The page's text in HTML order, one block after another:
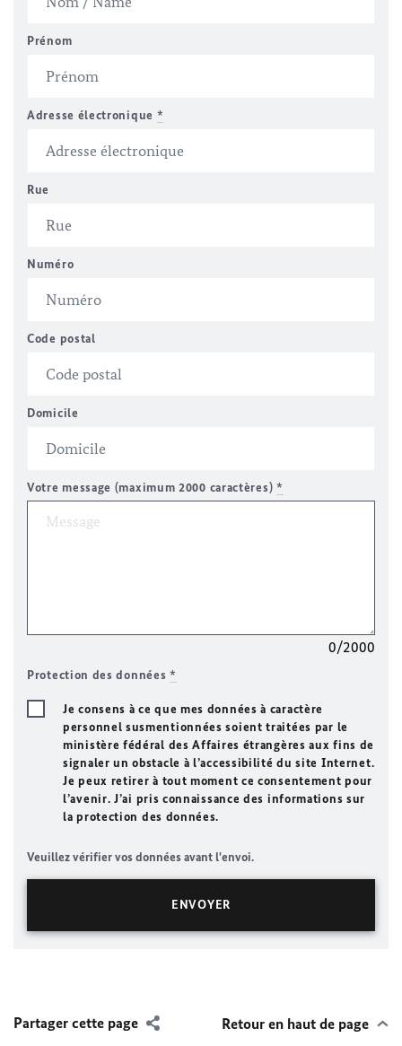
Prénom
Adresse électronique *
Rue
Numéro
Code postal
Domicile
Votre message (maximum 2000 caractères) *
0/2000
Protection des données*
Je consens à ce que mes données à caractère
personnel susmentionnées soient traitées par le
ministère fédéral des Affaires étrangères aux fins de
signaler un obstacle à l’accessibilité du site Internet.
Je peux retirer à tout moment ce consentement pour
l’avenir. J’ai pris connaissance des informations sur
la protection des données.
Veuillez vérifier vos données avant l'envoi.
Partager cette page Retour en haut de page